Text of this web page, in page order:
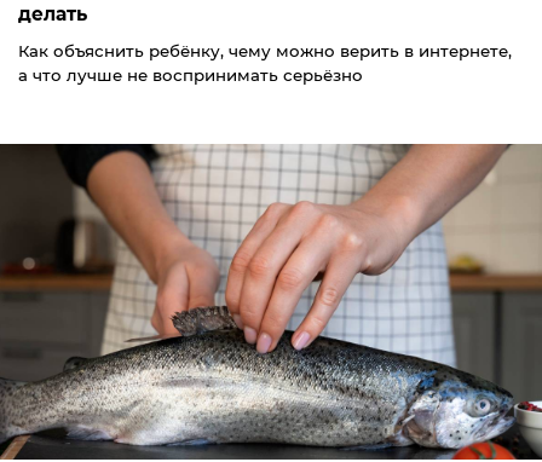
делать
Как объяснить ребёнку, чему можно верить в интернете,
а что лучше не воспринимать серьёзно